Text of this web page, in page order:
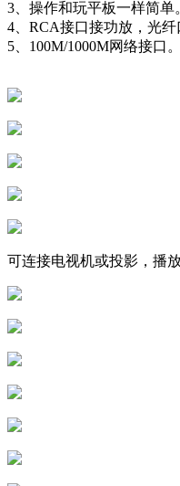
3、操作和玩平板一样简单
4、RCA接口接功放，光纤
5、100M/1000M网络接口。
可连接电视机或投影，播